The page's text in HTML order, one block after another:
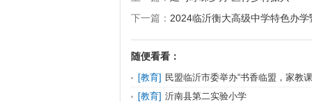
下一篇： 2024临沂衡大高级中学特色办
随便看看：
[教育] 民盟临沂市委举办“书香临盟，家教
考志愿填报专
[教育] 沂南县第二实验小学 ​